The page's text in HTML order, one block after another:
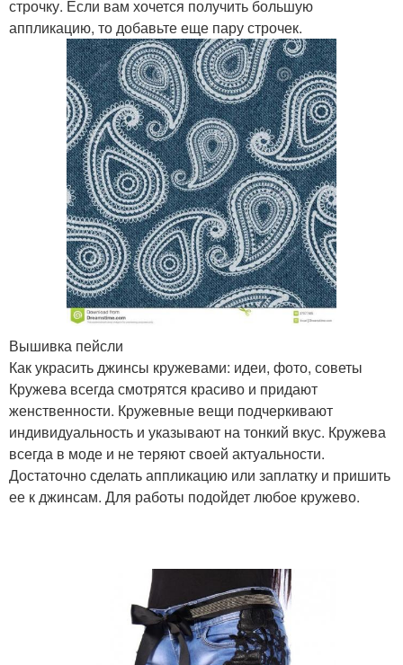
строчку. Если вам хочется получить большую
аппликацию, то добавьте еще пару строчек.
Вышивка пейсли
Как украсить джинсы кружевами: идеи, фото, советы
Кружева всегда смотрятся красиво и придают
женственности. Кружевные вещи подчеркивают
индивидуальность и указывают на тонкий вкус. Кружева
всегда в моде и не теряют своей актуальности.
Достаточно сделать аппликацию или заплатку и пришить
ее к джинсам. Для работы подойдет любое кружево.